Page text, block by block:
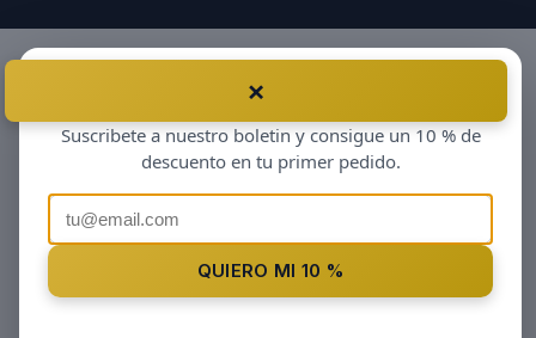
×
Antes de irte…
Suscribete a nuestro boletin y consigue un 10 % de
descuento en tu primer pedido.
QUIERO MI 10 %